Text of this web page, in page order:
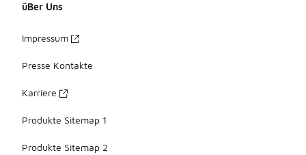
üBer Uns
Impressum
Presse Kontakte
Karriere
Produkte Sitemap 1
Produkte Sitemap 2